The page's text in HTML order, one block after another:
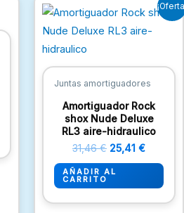
Juntas amortiguadores
Amortiguador Rock
shox Nude Deluxe
RL3 aire-hidraulico
31,46€
precio
original
25,41 €
precio
actual
AÑADIR AL
CARRITO